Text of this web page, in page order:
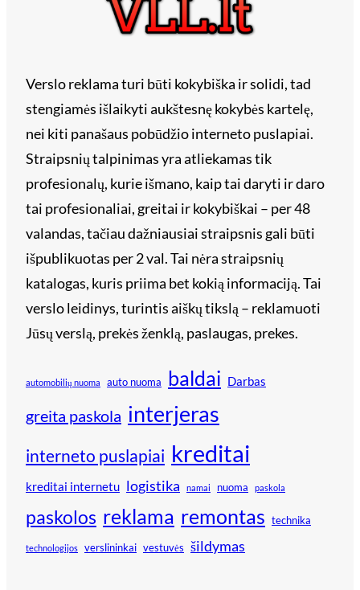
Verslo reklama turi būti kokybiška ir solidi, tad
stengiamės išlaikyti aukštesnę kokybės kartelę,
nei kiti panašaus pobūdžio interneto puslapiai.
Straipsnių talpinimas yra atliekamas tik
profesionalų, kurie išmano, kaip tai daryti ir daro
tai profesionaliai, greitai ir kokybiškai – per 48
valandas, tačiau dažniausiai straipsnis gali būti
išpublikuotas per 2 val. Tai nėra straipsnių
katalogas, kuris priima bet kokią informaciją. Tai
verslo leidinys, turintis aiškų tikslą – reklamuoti
Jūsų verslą, prekės ženklą, paslaugas, prekes.
automobilių nuoma auto nuoma baldai Darbas
greita paskola interjeras
interneto puslapiai kreditai
kreditai internetu logistika namai nuoma paskola
paskolos reklama remontas technika
technologijos verslininkai vestuvės šildymas